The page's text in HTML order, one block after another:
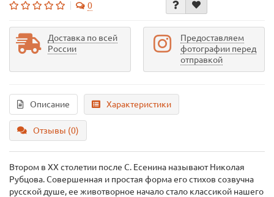
0
Доставка по всей
России
Предоставляем
фотографии перед
отправкой
Описание Характеристики
Отзывы (0)
Втором в XX столетии после С. Есенина называют Николая
Рубцова. Совершенная и простая форма его стихов созвучна
русской душе, ее животворное начало стало классикой нашего